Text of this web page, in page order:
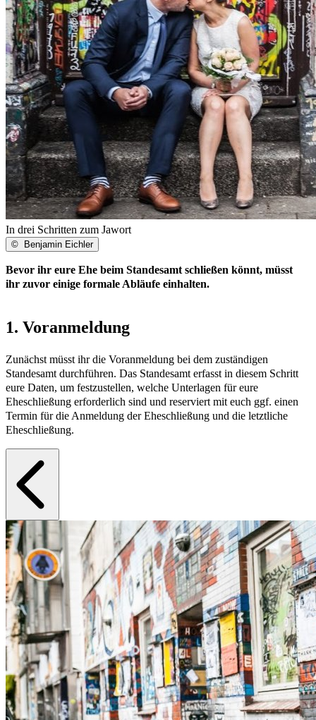
In drei Schritten zum Jawort
© Benjamin Eichler
Bevor ihr eure Ehe beim Standesamt schließen könnt, müsst
ihr zuvor einige formale Abläufe einhalten.
1. Voranmeldung
Zunächst müsst ihr die Voranmeldung bei dem zuständigen
Standesamt durchführen. Das Standesamt erfasst in diesem Schritt
eure Daten, um festzustellen, welche Unterlagen für eure
Eheschließung erforderlich sind und reserviert mit euch ggf. einen
Termin für die Anmeldung der Eheschließung und die letztliche
Eheschließung.